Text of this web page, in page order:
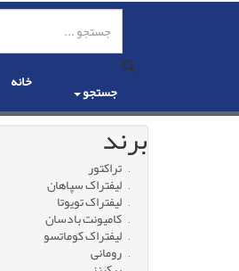
رفتن
جستجو خانه
برند
تراکتور
لیفتراک سپاهان
لیفتراک تویوتا
کامیونت بادسان
لیفتراک کوماتسو
رومانی